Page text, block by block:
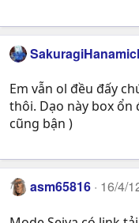
Em vẫn ol đều đấy
thôi. Dạo này box ổn
cũng bận )
asm65816 16/4/